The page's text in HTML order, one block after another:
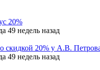
20%
49 недель назад
скидкой 20% у А.В.
49 недель назад